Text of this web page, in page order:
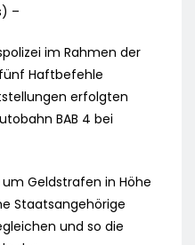
–
im Rahmen der
Haftbefehle
erfolgten
BAB 4 bei
Geldstrafen in Höhe
Staatsangehörige
und so die